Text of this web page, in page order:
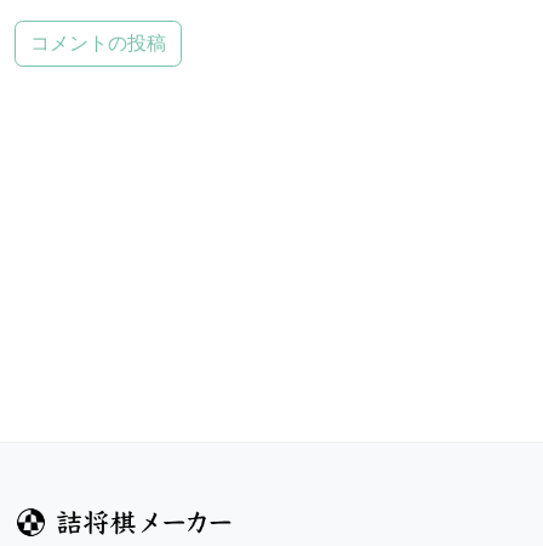
コメントの投稿